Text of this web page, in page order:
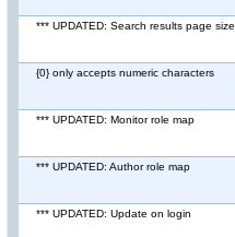
*** UPDATED: Search results page size
{0} only accepts numeric characters
*** UPDATED: Monitor role map
*** UPDATED: Author role map
*** UPDATED: Update on login